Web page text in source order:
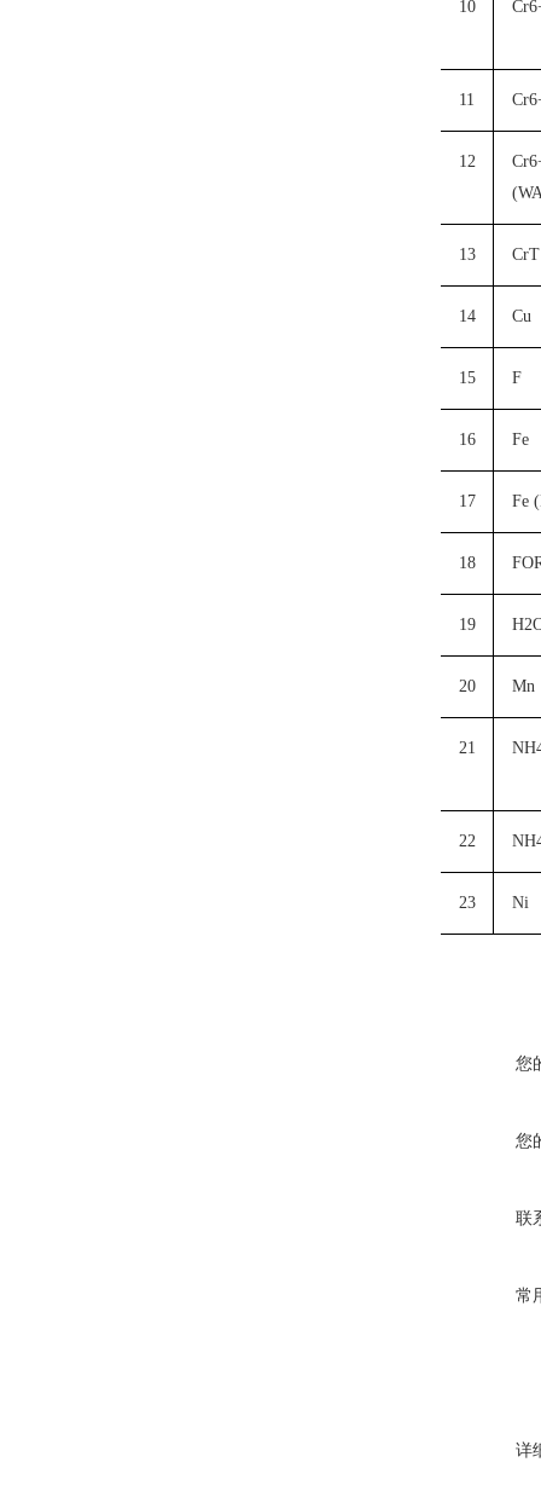
10
11
12
13 CrT
14 Cu
15 F
16 Fe
17 Fe
18
19
20 Mn
21
22
23 Ni
您
您
联
常
详